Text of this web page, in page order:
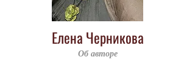
Елена Черникова
Об авторе